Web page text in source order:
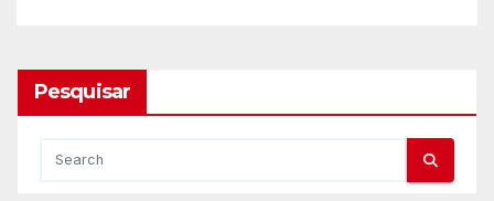
Pesquisar